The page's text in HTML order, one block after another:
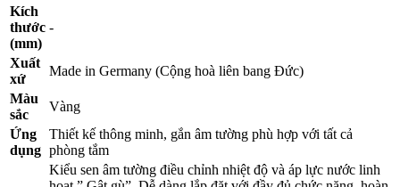
Kích
thước
(mm)
-
Xuất
xứ
Made in Germany (Cộng hoà liên bang Đức)
Màu
sắc
Vàng
Ứng
dụng
Thiết kế thông minh, gắn âm tường phù hợp với tất cả
phòng tắm
Kiểu sen âm tường điều chỉnh nhiệt độ và áp lực nước linh